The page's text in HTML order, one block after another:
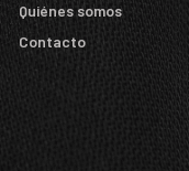
Quiénes somos
Contacto